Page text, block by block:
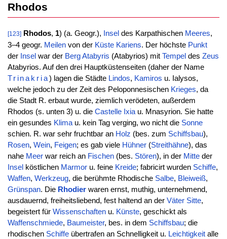
Rhodos
[123] Rhodos, 1) (a. Geogr.), Insel des Karpathischen Meeres,
3–4 geogr. Meilenvon der Küste Kariens. Der höchste Punkt
der Insel war der Berg Atabyris (Atabyrios) mit Tempel des Zeus
Atabyrios. Auf den drei Hauptküstenseiten (daher der Name
Trinakria) lagen die Städte Lindos, Kamiros u. Ialysos,
welche jedoch zu der Zeit des Peloponnesischen Krieges, da
die Stadt R. erbaut wurde, ziemlich verödeten, außerdem
Rhodos (s. unten 3) u. die Castelle Ixiau. Mnasyrion. Sie hatte
ein gesundes Klimau. kein Tag verging, wo nicht die Sonne
schien. R. war sehr fruchtbar an Holz (bes. zum Schiffsbau),
Rosen, Wein, Feigen; es gab viele Hühner(Streithähne), das
nahe Meerwar reich an Fischen(bes. Stören), in der Mitteder
Insel köstlichen Marmoru. feine Kreide; fabricirt wurden Schiffe,
Waffen, Werkzeug, die berühmte Rhodische Salbe, Bleiweiß,
Grünspan. Die Rhodierwaren ernst, muthig, unternehmend,
ausdauernd, freiheitsliebend, fest haltend an der Väter Sitte,
begeistert für Wissenschaftenu. Künste, geschickt als
Waffenschmiede, Baumeister, bes. in dem Schiffsbau; die
rhodischen Schiffeübertrafen an Schnelligkeit u. Leichtigkeitalle